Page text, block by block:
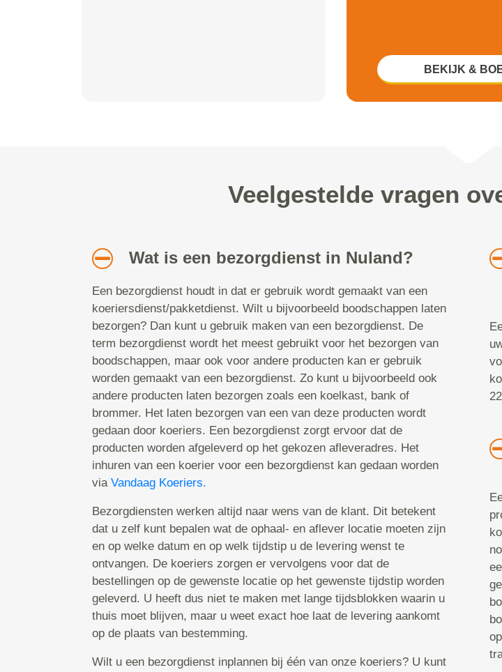
BEKIJK &
Veelgestelde vragen
Wat is een bezorgdienst in Nuland?
Een bezorgdienst houdt in dat er gebruik wordt gemaakt van een
koeriersdienst/pakketdienst. Wilt u bijvoorbeeld boodschappen laten
bezorgen? Dan kunt u gebruik maken van een bezorgdienst. De
term bezorgdienst wordt het meest gebruikt voor het bezorgen van
boodschappen, maar ook voor andere producten kan er gebruik
worden gemaakt van een bezorgdienst. Zo kunt u bijvoorbeeld ook
andere producten laten bezorgen zoals een koelkast, bank of
brommer. Het laten bezorgen van een van deze producten wordt
gedaan door koeriers. Een bezorgdienst zorgt ervoor dat de
producten worden afgeleverd op het gekozen afleveradres. Het
inhuren van een koerier voor een bezorgdienst kan gedaan worden
via Vandaag Koeriers.
Bezorgdiensten werken altijd naar wens van de klant. Dit betekent
dat u zelf kunt bepalen wat de ophaal- en aflever locatie moeten zijn
en op welke datum en op welk tijdstip u de levering wenst te
ontvangen. De koeriers zorgen er vervolgens voor dat de
bestellingen op de gewenste locatie op het gewenste tijdstip worden
geleverd. U heeft dus niet te maken met lange tijdsblokken waarin u
thuis moet blijven, maar u weet exact hoe laat de levering aankomt
op de plaats van bestemming.
Wilt u een bezorgdienst inplannen bij één van onze koeriers? U kunt